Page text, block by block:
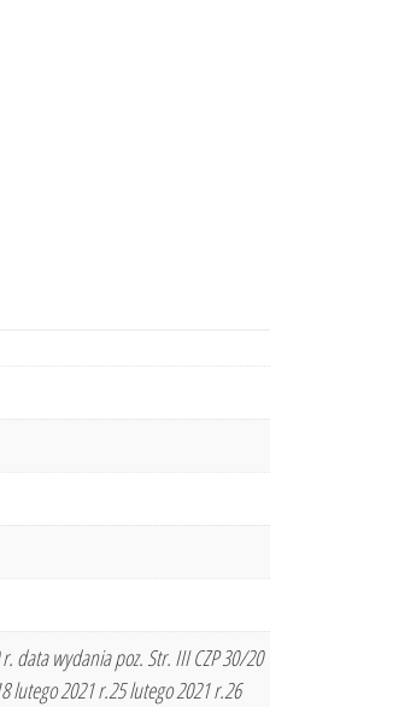
r. data wydania poz. Str. III CZP 30/20
lutego 2021 r.25 lutego 2021 r.26